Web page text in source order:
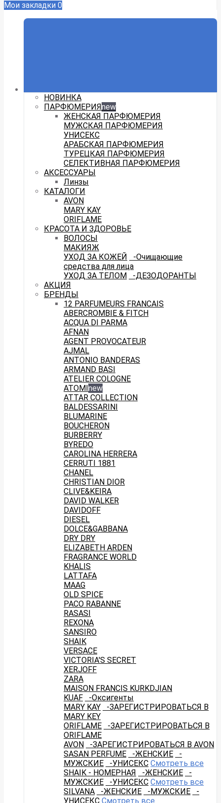
Мои закладки 0
НОВИНКА
ПАРФЮМЕРИЯnew
ЖЕНСКАЯ ПАРФЮМЕРИЯ
МУЖСКАЯ ПАРФЮМЕРИЯ
УНИСЕКС
АРАБСКАЯ ПАРФЮМЕРИЯ
ТУРЕЦКАЯ ПАРФЮМЕРИЯ
СЕЛЕКТИВНАЯ ПАРФЮМЕРИЯ
АКСЕССУАРЫ
Линзы
КАТАЛОГИ
AVON
MARY KAY
ORIFLAME
КРАСОТА И ЗДОРОВЬЕ
ВОЛОСЫ
МАКИЯЖ
УХОД ЗА КОЖЕЙ
-Очищающие
средства для лица
УХОД ЗА ТЕЛОМ
-ДЕЗОДОРАНТЫ
АКЦИЯ
БРЕНДЫ
12 PARFUMEURS FRANCAIS
ABERCROMBIE & FITCH
ACQUA DI PARMA
AFNAN
AGENT PROVOCATEUR
AJMAL
ANTONIO BANDERAS
ARMAND BASI
ATELIER COLOGNE
ATOMI new
ATTAR COLLECTION
BALDESSARINI
BLUMARINE
BOUCHERON
BURBERRY
BYREDO
CAROLINA HERRERA
CERRUTI 1881
CHANEL
CHRISTIAN DIOR
CLIVE&KEIRA
DAVID WALKER
DAVIDOFF
DIESEL
DOLCE&GABBANA
DRY DRY
ELIZABETH ARDEN
FRAGRANCE WORLD
KHALIS
LATTAFA
MAAG
OLD SPICE
PACO RABANNE
RASASI
REXONA
SANSIRO
SHAIK
VERSACE
VICTORIA'S SECRET
XERJOFF
ZARA
MAISON FRANCIS KURKDJIAN
KUAF
-Оксигенты
MARY KAY
-ЗАРЕГИСТРИРОВАТЬСЯ В
MARY KEY
ORIFLAME
-ЗАРЕГИСТРИРОВАТЬСЯ В
ORIFLAME
AVON
-ЗАРЕГИСТРИРОВАТЬСЯ В AVON
SASAN PERFUME
-ЖЕНСКИЕ
-
МУЖСКИЕ
-УНИСЕКС Смотреть все
SHAIK - НОМЕРНАЯ
-ЖЕНСКИЕ
-
МУЖСКИЕ
-УНИСЕКС Смотреть все
SILVANA
-ЖЕНСКИЕ -МУЖСКИЕ
-
УНИСЕКС Смотреть все